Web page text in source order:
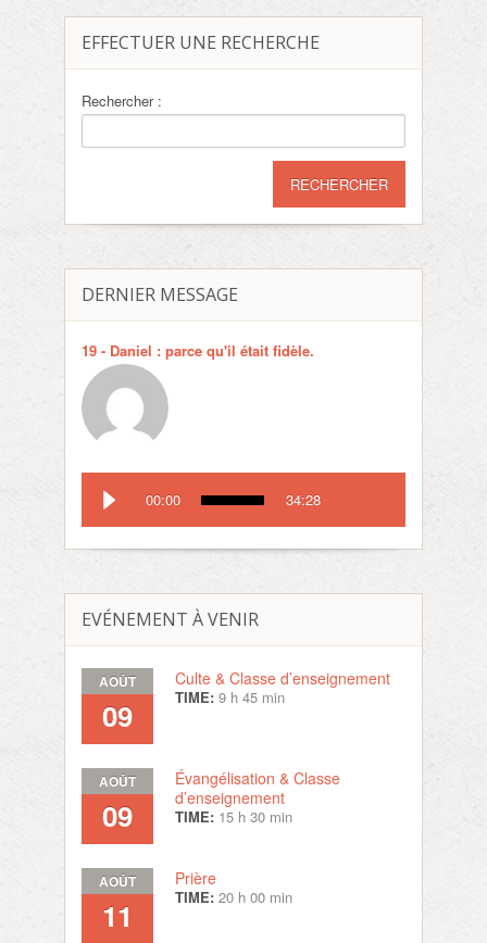
EFFECTUER UNE RECHERCHE
Rechercher :
DERNIER MESSAGE
19 - Daniel : parce qu'il était fidèle.
00:00 34:28
EVÉNEMENT À VENIR
AOÛT
09
Culte & Classe d’enseignement
TIME: 9 h 45 min
AOÛT
09
Évangélisation & Classe
d’enseignement
TIME: 15 h 30 min
AOÛT
11
Prière
TIME: 20 h 00 min